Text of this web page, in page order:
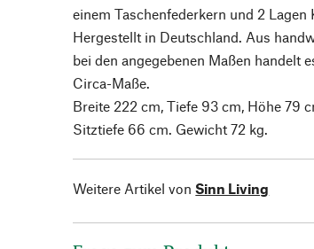
einem Taschenfederkern und 2 Lagen
Hergestellt in Deutschland. Aus
bei den angegebenen Maßen handelt
Circa-Maße.
Breite 222 cm, Tiefe 93 cm, Höhe 79
Sitztiefe 66 cm. Gewicht 72 kg.
Weitere Artikel von Sinn Living